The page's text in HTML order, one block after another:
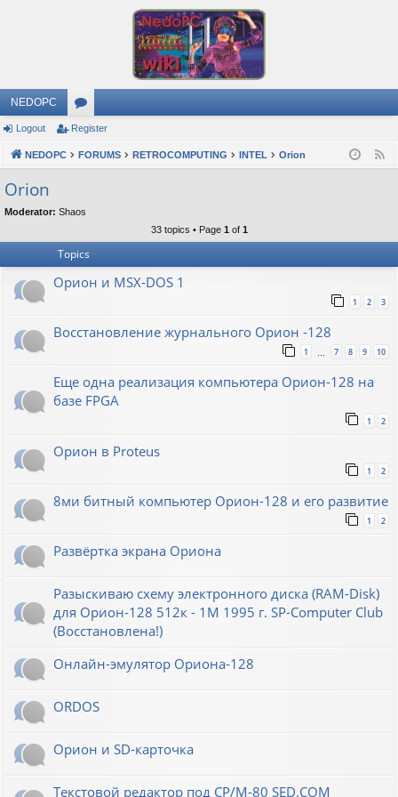
NEDOPC
or
u
s
Logout Register
NEDOPC FORUMS RETROCOMPUTING INTEL Orion
Orion
Moderator: Shaos
33 topics • Page 1 of 1
Topics
Орион и MSX-DOS 1
1 2 3
Восстановление журнального Орион -128
1 … 7 8 9 10
Еще одна реализация компьютера Орион-128 на
базе FPGA
1 2
Орион в Proteus
1 2
8ми битный компьютер Орион-128 и его развитие
1 2
Развёртка экрана Ориона
Разыскиваю схему электронного диска (RAM-Disk)
для Орион-128 512к - 1М 1995 г. SP-Computer Club
(Восстановлена!)
Онлайн-эмулятор Ориона-128
ORDOS
Орион и SD-карточка
Текстовой редактор под CP/M-80 SED.COM